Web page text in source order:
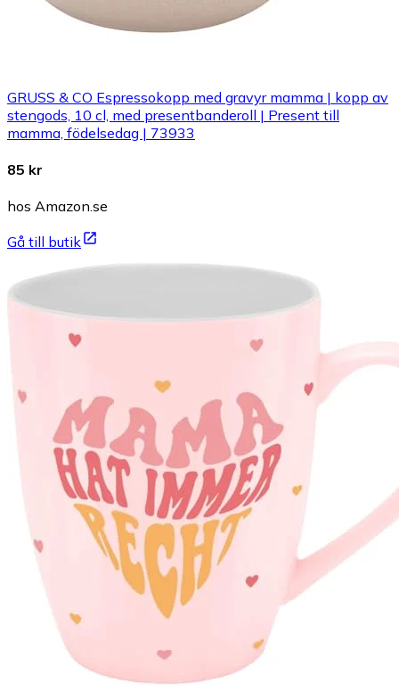
GRUSS & CO Espressokopp med gravyr mamma | kopp av
stengods, 10 cl, med presentbanderoll | Present till
mamma, födelsedag | 73933
85 kr
hos Amazon.se
Gå till butik